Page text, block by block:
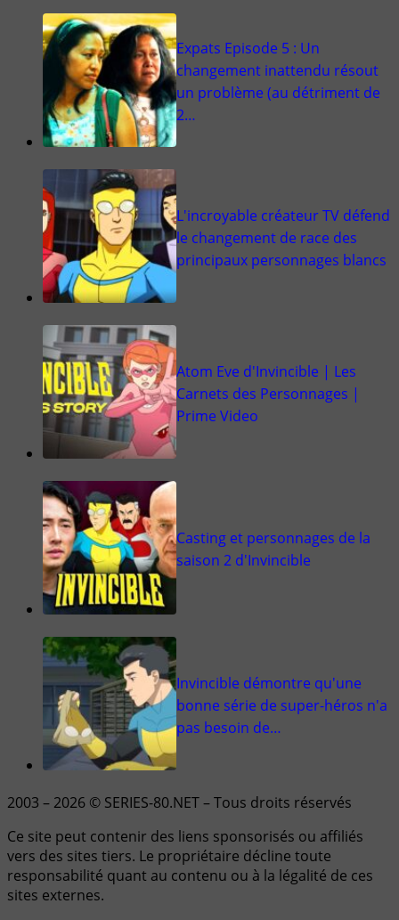
Expats Episode 5 : Un
changement inattendu résout
un problème (au détriment de
2…
L'incroyable créateur TV défend
le changement de race des
principaux personnages blancs
Atom Eve d'Invincible | Les
Carnets des Personnages |
Prime Video
Casting et personnages de la
saison 2 d'Invincible
Invincible démontre qu'une
bonne série de super-héros n'a
pas besoin de…
2003 – 2026 © SERIES-80.NET – Tous droits réservés
Ce site peut contenir des liens sponsorisés ou affiliés
vers des sites tiers. Le propriétaire décline toute
responsabilité quant au contenu ou à la légalité de ces
sites externes.